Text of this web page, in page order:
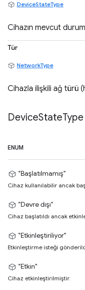
DeviceStateType
Cihazın mevcut
Tür
NetworkType
Cihazla ilişkili ağ türü
DeviceStateType
ENUM
"Başlatılmamış"
Cihaz kullanılabilir ancak
"Devre dışı"
Cihaz başlatıldı ancak
"Etkinleştiriliyor"
Etkinleştirme isteği
"Etkin"
Cihaz etkinleştirilmiştir.